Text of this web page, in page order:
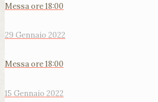
Messa ore 18:00
29 Gennaio 2022
Messa ore 18:00
15 Gennaio 2022